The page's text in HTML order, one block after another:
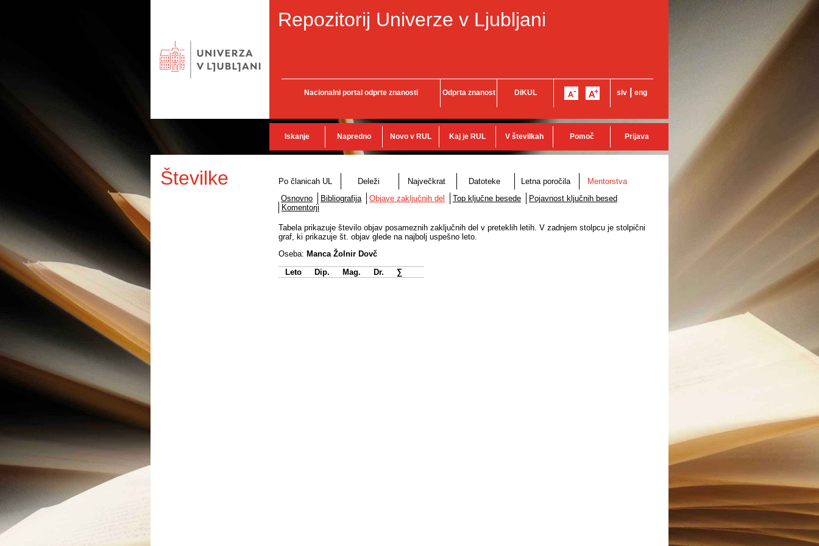
Repozitorij Univerze v Ljubljani
Nacionalni portal odprte znanosti Odprta znanost DiKUL slv eng
Iskanje Napredno Novo v RUL Kaj je RUL V številkah Pomoč Prijava
Številke Po članicah UL Deleži Največkrat Datoteke Letna poročila
Mentorstva
Osnovno
Bibliografija Objave zaključnih del Top ključne besede
Pojavnost ključnih besed
Komentorji
Tabela prikazuje število objav posameznih zaključnih del v preteklih letih. V zadnjem stolpcu je stolpični
graf, ki prikazuje št. objav glede na najbolj uspešno leto.
Oseba: Manca Žolnir Dovč
Leto
Dip. Mag. Dr. ∑